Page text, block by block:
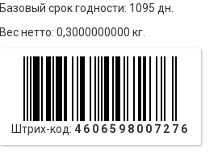
Базовый срок годности: 1095 дн.
Вес нетто: 0,3000000000 кг.
Штрих-код: 4606598007276